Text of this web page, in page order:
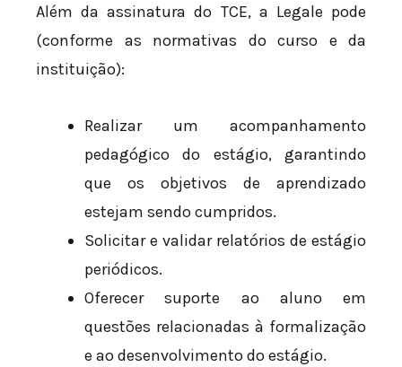
Além da assinatura do TCE, a Legale pode
(conforme as normativas do curso e da
instituição):
Realizar um acompanhamento
pedagógico do estágio, garantindo
que os objetivos de aprendizado
estejam sendo cumpridos.
Solicitar e validar relatórios de estágio
periódicos.
Oferecer suporte ao aluno em
questões relacionadas à formalização
e ao desenvolvimento do estágio.